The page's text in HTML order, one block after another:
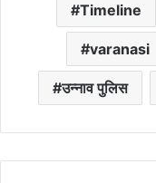
Timeline
varanasi
उन्नाव पुलिस